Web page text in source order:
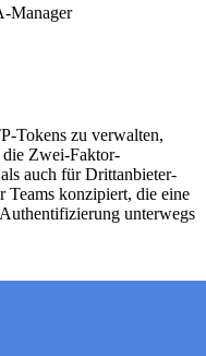
Manager
Tokens zu verwalten,
die Zwei-Faktor-
auch für Drittanbieter-
Teams konzipiert, die eine
unterwegs